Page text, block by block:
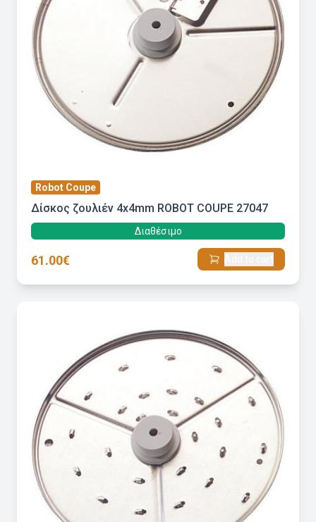
Robot Coupe
Δίσκος ζουλιέν 4x4mm ROBOT COUPE 27047
Διαθέσιμο
61.00€